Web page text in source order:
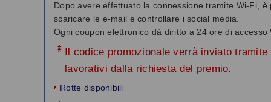
Dopo avere effettuato la connessione tramite Wi-Fi,
scaricare le e-mail e controllare i social media.
Ogni coupon elettronico dà diritto a 24 ore di
* Il codice promozionale verrà inviato
lavorativi dalla richiesta del premio.
Rotte disponibili